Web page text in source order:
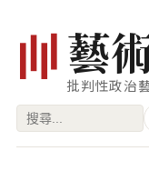
藝
批判性政治
搜